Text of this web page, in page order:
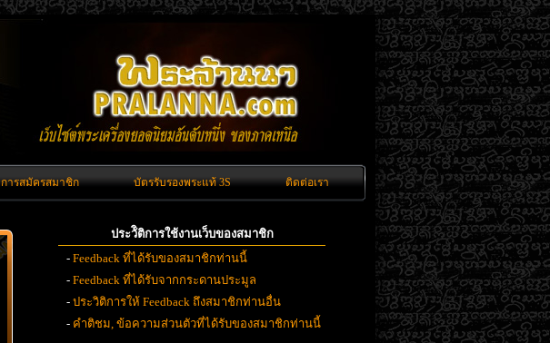
การสมัครสมาชิก บัตรรับรองพระแท้ 3S ติดต่อเรา
ประวัิติการใช้งานเว็บของสมาชิก
- Feedback ที่ได้รับของสมาชิกท่านนี้
- Feedback ที่ได้รับจากกระดานประมูล
- ประวิติการให้ Feedback ถึงสมาชิกท่านอื่น
- คำติชม, ข้อความส่วนตัวที่ได้รับของสมาชิกท่านนี้